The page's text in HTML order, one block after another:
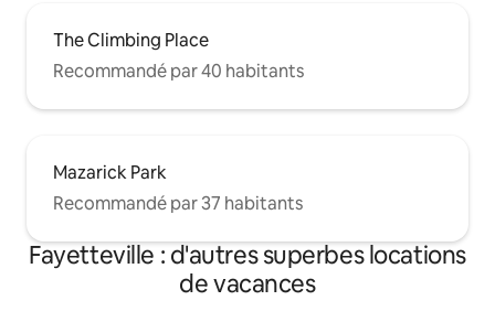
The Climbing Place
Recommandé par 40 habitants
Mazarick Park
Recommandé par 37 habitants
Fayetteville : d'autres superbes locations
de vacances